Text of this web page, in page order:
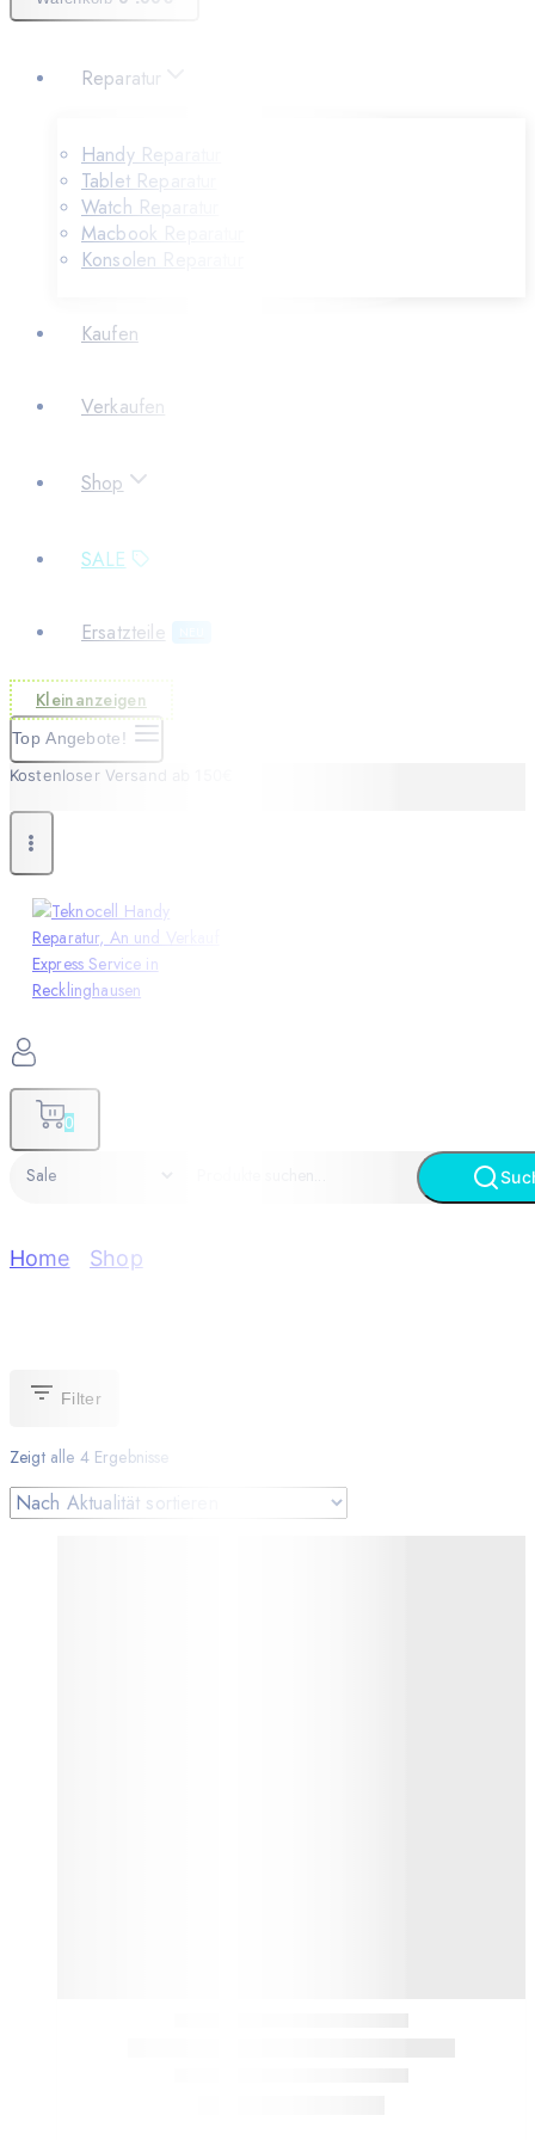
Reparatur
Handy Reparatur
Tablet Reparatur
Watch Reparatur
Macbook Reparatur
Konsolen Reparatur
Kaufen
Verkaufen
Shop
SALE
Ersatzteile
Kleinanzeigen
Top Angebote!
Kostenloser Versand ab 150€
0
Home Shop
Filter
Zeigt alle 4Ergebnisse